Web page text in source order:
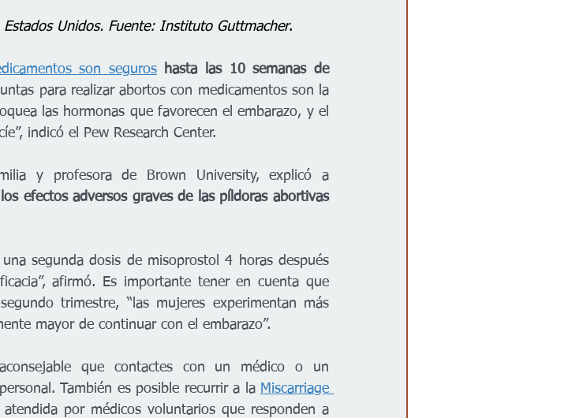
Unidos. Fuente: Instituto Guttmacher.
son seguros hasta las 10 semanas de
para realizar abortos con medicamentos son la
las hormonas que favorecen el embarazo, y el
indicó el Pew Research Center.
efectos adversos graves de las píldoras abortivas
segunda dosis de misoprostol 4 horas después
afirmó. Es importante tener en cuenta que
trimestre, “las mujeres experimentan más
mayor de continuar con el embarazo”.
que contactes con un médico o un
También es posible recurrir a la Miscarriage
atendida por médicos voluntarios que responden a